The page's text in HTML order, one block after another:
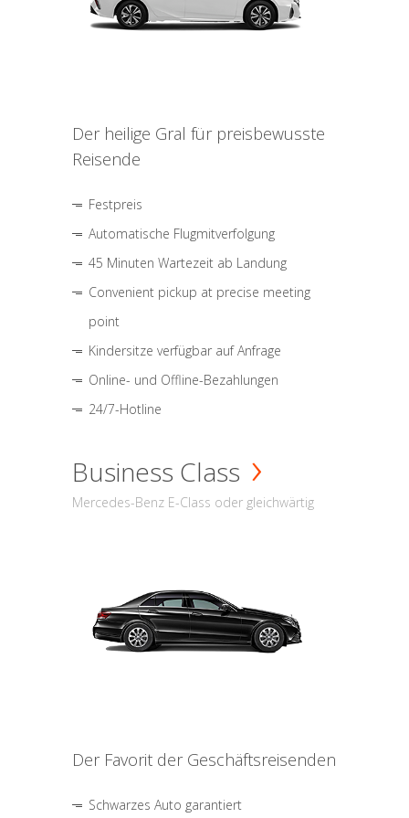
Der heilige Gral für preisbewusste
Reisende
Festpreis
Automatische Flugmitverfolgung
45 Minuten Wartezeit ab Landung
Convenient pickup at precise meeting
point
Kindersitze verfügbar auf Anfrage
Online- und Offline-Bezahlungen
24/7-Hotline
Business Class
Mercedes-Benz E-Class oder gleichwärtig
Der Favorit der Geschäftsreisenden
Schwarzes Auto garantiert